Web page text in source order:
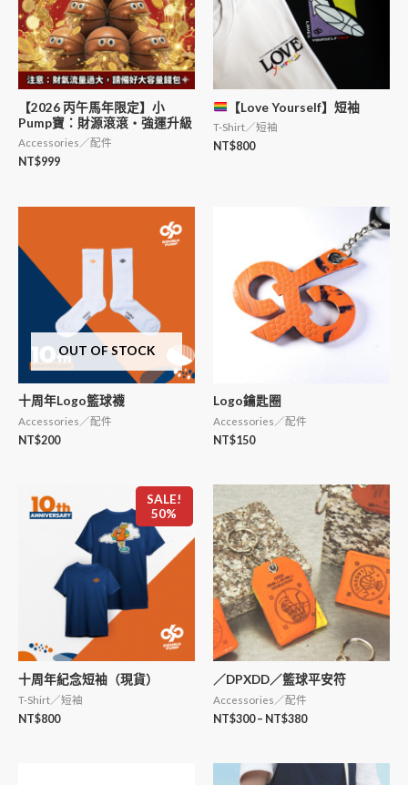
【2026 丙午馬年限定】小
Pump寶：財源滾滾・強運升級
Accessories／配件
NT$999
【Love Yourself】短袖
T-Shirt／短袖
NT$800
OUT OF STOCK
十周年Logo籃球襪
Accessories／配件
NT$200
Logo鑰匙圈
Accessories／配件
NT$150
SALE!
50%
十周年紀念短袖（現貨）
T-Shirt／短袖
NT$800
／DPXDD／籃球平安符
Accessories／配件
NT$300– NT$380